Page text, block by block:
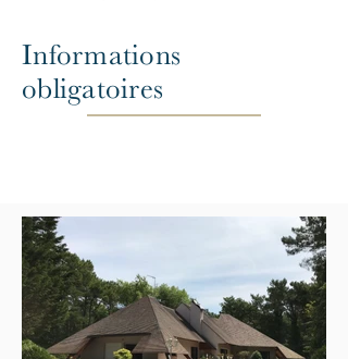
Informations
obligatoires